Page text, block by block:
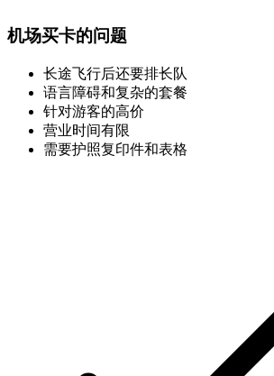
机场买卡的问题
长途飞行后还要排长队
语言障碍和复杂的套餐
针对游客的高价
营业时间有限
需要护照复印件和表格